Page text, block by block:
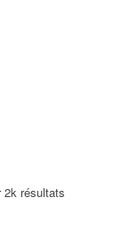
2k résultats